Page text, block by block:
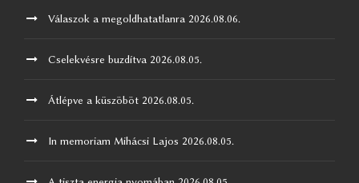
Válaszok a megoldhatatlanra 2026.08.06.
Cselekvésre buzdítva 2026.08.05.
Átlépve a küszöböt 2026.08.05.
In memoriam Mihácsi Lajos 2026.08.05.